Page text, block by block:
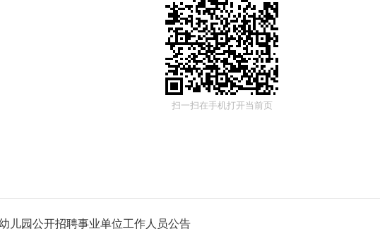
扫一扫在手机打开当前页
儿园公开招聘事业单位工作人员公告